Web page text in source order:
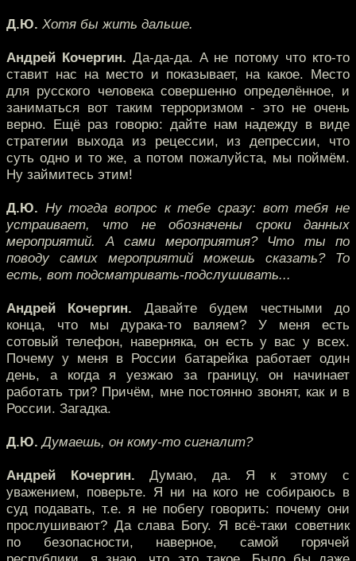
Д.Ю. Хотя бы жить дальше.
Андрей Кочергин. Да-да-да. А не потому что кто-то
ставит нас на место и показывает, на какое. Место
для русского человека совершенно определённое, и
заниматься вот таким терроризмом - это не очень
верно. Ещё раз говорю: дайте нам надежду в виде
стратегии выхода из рецессии, из депрессии, что
суть одно и то же, а потом пожалуйста, мы поймём.
Ну займитесь этим!
Д.Ю. Ну тогда вопрос к тебе сразу: вот тебя не
устраивает, что не обозначены сроки данных
мероприятий. А сами мероприятия? Что ты по
поводу самих мероприятий можешь сказать? То
есть, вот подсматривать-подслушивать...
Андрей Кочергин. Давайте будем честными до
конца, что мы дурака-то валяем? У меня есть
сотовый телефон, наверняка, он есть у вас у всех.
Почему у меня в России батарейка работает один
день, а когда я уезжаю за границу, он начинает
работать три? Причём, мне постоянно звонят, как и в
России. Загадка.
Д.Ю. Думаешь, он кому-то сигналит?
Андрей Кочергин. Думаю, да. Я к этому с
уважением, поверьте. Я ни на кого не собираюсь в
суд подавать, т.е. я не побегу говорить: почему они
прослушивают? Да слава Богу. Я всё-таки советник
по безопасности, наверное, самой горячей